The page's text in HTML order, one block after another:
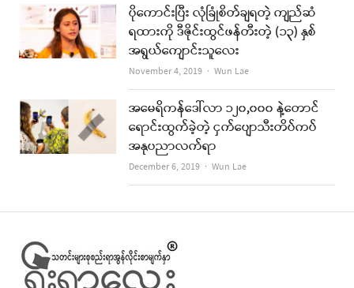
ပိုကောင်းပြီး လုံခြုံစိတ်ချရတဲ့ ကျည်ဆံ
ရထားကို ဒီဇိုင်းထွင်ဖန်တီးတဲ့ (၁၃) နှစ်
အရွယ်ကျောင်းသူလေး
November 4, 2019 Author
Wun Lae
အမေရိကန်ဒေါ်လာ ၁၂၀,၀၀၀ နဲ့တောင်
ရောင်းထွက်ခဲ့တဲ့ ငှက်ပျောသီးတိပ်ကပ်
အနုပညာလက်ရာ
December 6, 2019 Author
Wun Lae